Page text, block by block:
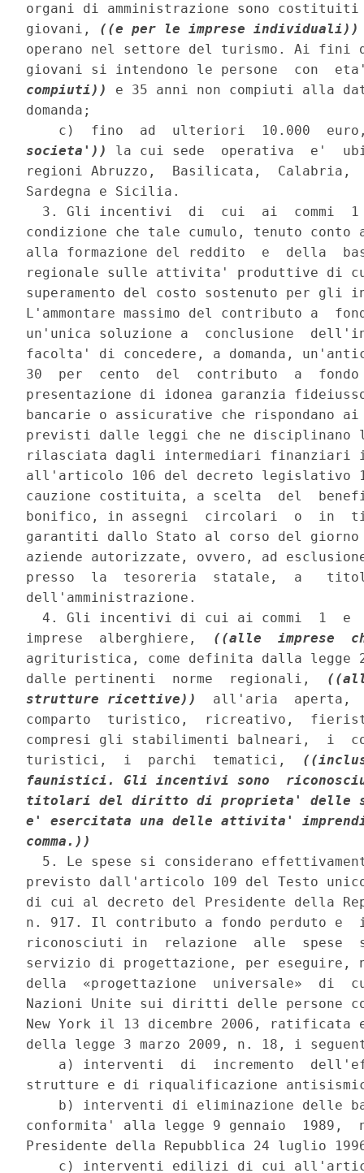
organi di amministrazione sono
giovani, ((e per le imprese individuali))
operano nel settore del turismo. Ai fini
giovani si intendono le persone  con
compiuti))
e 35 anni non compiuti alla
domanda;
c)  fino  ad  ulteriori  10.000
societa'))
la cui sede  operativa  e'
regioni Abruzzo,  Basilicata,  Calabria,
Sardegna e Sicilia.
3. Gli incentivi  di  cui  ai  commi
condizione che tale cumulo, tenuto conto
alla formazione del reddito  e  della
regionale sulle attivita' produttive di
superamento del costo sostenuto per gli
L'ammontare massimo del contributo a
un'unica soluzione a  conclusione
facolta' di concedere, a domanda,
30  per  cento  del  contributo  a
presentazione di idonea garanzia
bancarie o assicurative che
previsti dalle leggi che ne
rilasciata dagli intermediari
all'articolo 106 del decreto legislativo
cauzione costituita, a scelta  del
bonifico, in assegni  circolari  o  in
garantiti dallo Stato al corso del
aziende autorizzate, ovvero, ad
presso  la  tesoreria  statale,  a
dell'amministrazione.
4. Gli incentivi di cui ai commi  1  e
imprese  alberghiere, ((alle  imprese
agrituristica, come definita dalla legge
dalle pertinenti  norme  regionali,
strutture ricettive))
all'aria  aperta,
comparto  turistico,  ricreativo,
compresi gli stabilimenti balneari,  i
turistici,  i  parchi  tematici,
faunistici. Gli incentivi sono
titolari del diritto di proprieta' delle
e' esercitata una delle attivita'
comma.))
5. Le spese si considerano
previsto dall'articolo 109 del Testo
di cui al decreto del Presidente della
n. 917. Il contributo a fondo perduto e
riconosciuti in  relazione  alle  spese
servizio di progettazione, per
della  «progettazione  universale»  di
Nazioni Unite sui diritti delle persone
New York il 13 dicembre 2006,
della legge 3 marzo 2009, n. 18, i
a) interventi  di  incremento
strutture e di riqualificazione
b) interventi di eliminazione delle
conformita' alla legge 9 gennaio
Presidente della Repubblica 24 luglio
c) interventi edilizi di cui